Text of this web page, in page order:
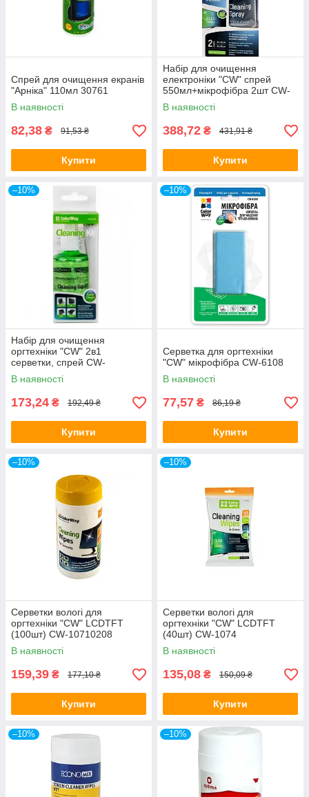
Спрей для очищення екранів
"Арніка" 110мл 30761
В наявності
82,38 ₴ 91,53 ₴
Купити
Набір для очищення
електроніки "CW" спрей
550мл+мікрофібра 2шт CW-
5500
В наявності
388,72 ₴ 431,91 ₴
Купити
–10%
Набір для очищення
оргтехніки "CW" 2в1
серветки, спрей CW-
41290184
В наявності
173,24 ₴ 192,49 ₴
Купити
–10%
Серветка для оргтехніки
"CW" мікрофібра CW-6108
В наявності
77,57 ₴ 86,19 ₴
Купити
–10%
Серветки вологі для
оргтехніки "CW" LCDTFT
(100шт) CW-10710208
В наявності
159,39 ₴ 177,10 ₴
Купити
–10%
Серветки вологі для
оргтехніки "CW" LCDTFT
(40шт) CW-1074
В наявності
135,08 ₴ 150,09 ₴
Купити
–10% –10%